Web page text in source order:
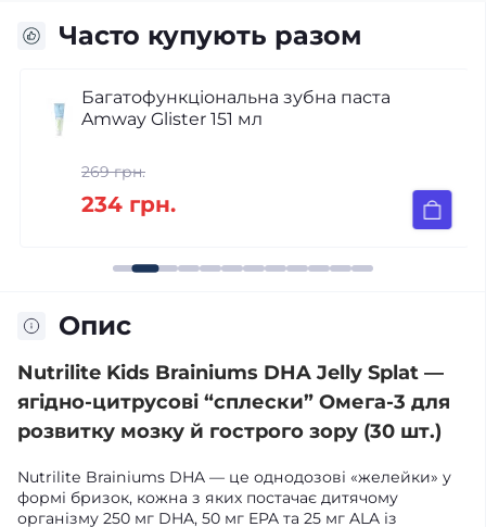
Часто купують разом
Багатофункціональна зубна паста
Amway Glister 151 мл
269 грн.
234 грн.
Опис
Nutrilite Kids Brainiums DHA Jelly Splat —
ягідно-цитрусові “сплески” Омега-3 для
розвитку мозку й гострого зору (30 шт.)
Nutrilite Brainiums DHA — це однодозові «желейки» у
формі бризок, кожна з яких постачає дитячому
організму 250 мг DHA, 50 мг EPA та 25 мг ALA із